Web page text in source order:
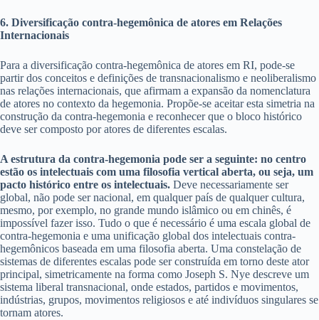
6. Diversificação contra-hegemônica de atores em Relações
Internacionais
Para a diversificação contra-hegemônica de atores em RI, pode-se
partir dos conceitos e definições de transnacionalismo e neoliberalismo
nas relações internacionais, que afirmam a expansão da nomenclatura
de atores no contexto da hegemonia. Propõe-se aceitar esta simetria na
construção da contra-hegemonia e reconhecer que o bloco histórico
deve ser composto por atores de diferentes escalas.
A estrutura da contra-hegemonia pode ser a seguinte: no centro
estão os intelectuais com uma filosofia vertical aberta, ou seja, um
pacto histórico entre os intelectuais. Deve necessariamente ser
global, não pode ser nacional, em qualquer país de qualquer cultura,
mesmo, por exemplo, no grande mundo islâmico ou em chinês, é
impossível fazer isso. Tudo o que é necessário é uma escala global de
contra-hegemonia e uma unificação global dos intelectuais contra-
hegemônicos baseada em uma filosofia aberta. Uma constelação de
sistemas de diferentes escalas pode ser construída em torno deste ator
principal, simetricamente na forma como Joseph S. Nye descreve um
sistema liberal transnacional, onde estados, partidos e movimentos,
indústrias, grupos, movimentos religiosos e até indivíduos singulares se
tornam atores.